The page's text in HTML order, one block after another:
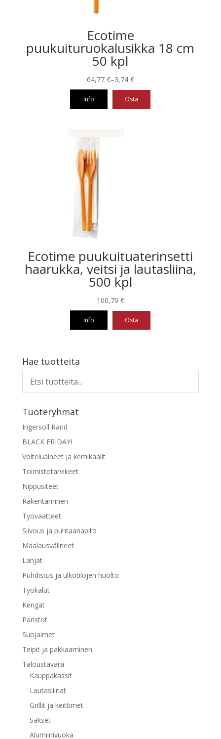
Ecotime
puukuituruokalusikka 18 cm
50 kpl
3,74 €
–
64,77 €Hintaluokka:
3,74 €
Info Osta
Ecotime puukuituaterinsetti
haarukka, veitsi ja lautasliina,
500 kpl
100,70 €
Info Osta
Hae tuotteita
Tuoteryhmät
Ingersoll Rand
BLACK FRIDAY!
Voiteluaineet ja kemikaalit
Toimistotarvikeet
Nippusiteet
Rakentaminen
Työvaatteet
Siivous ja puhtaanapito
Maalausvälineet
Lahjat
Puhdistus ja ulkotilojen huolto
Työkalut
Kengät
Paristot
Suojaimet
Teipit ja pakkaaminen
Taloustavara
Kauppakassit
Lautasliinat
Grillit ja keittimet
Sakset
Alumiinivuoka